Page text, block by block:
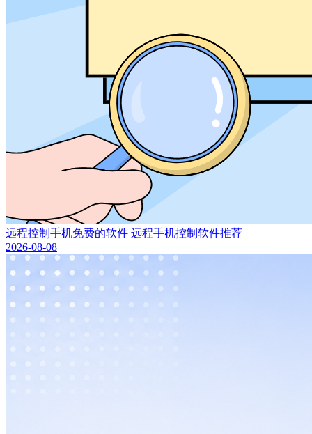
远程控制手机免费的软件 远程手机控制软件推荐
2026-08-08